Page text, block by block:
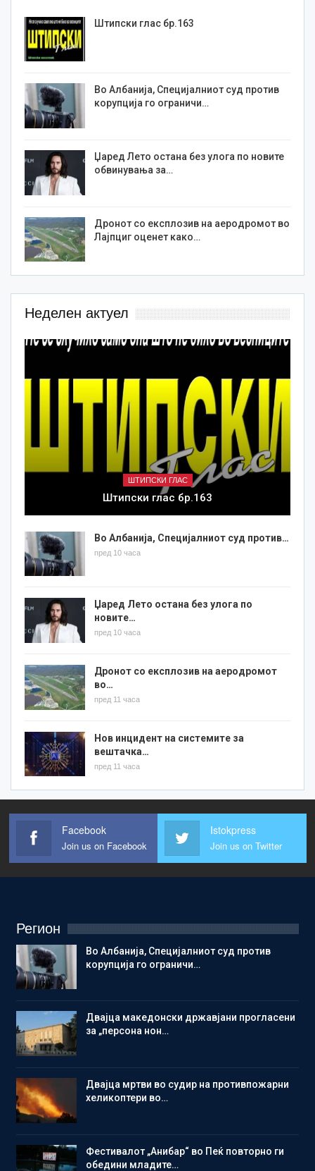
Штипски глас бр.163
Во Албанија, Специјалниот суд против
корупција го ограничи…
Џаред Лето остана без улога по новите
обвинувања за…
Дронот со експлозив на аеродромот во
Лајпциг оценет како…
Неделен актуел
ШТИПСКИ ГЛАС
Штипски глас бр.163
Во Албанија, Специјалниот суд против…
пред 10 часа
Џаред Лето остана без улога по
новите…
пред 10 часа
Дронот со експлозив на аеродромот
во…
пред 11 часа
Нов инцидент на системите за
вештачка…
пред 11 часа
Facebook
Join us on Facebook
Istokpress
Join us on Twitter
Регион
Во Албанија, Специјалниот суд против
корупција го ограничи…
Двајца македонски државјани прогласени
за „персона нон…
Двајца мртви во судир на противпожарни
хеликоптери во…
Фестивалот „Анибар“ во Пеќ повторно ги
обедини младите…